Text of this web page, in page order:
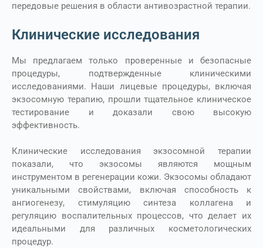
передовые решения в области антивозрастной терапии.
Клинические исследования
Мы предлагаем только проверенные и безопасные
процедуры, подтвержденные клиническими
исследованиями. Наши лицевые процедуры, включая
экзосомную терапию, прошли тщательное клиническое
тестирование и доказали свою высокую
эффективность.
Клинические исследования экзосомной терапии
показали, что экзосомы являются мощным
инструментом в регенерации кожи. Экзосомы обладают
уникальными свойствами, включая способность к
ангиогенезу, стимуляцию синтеза коллагена и
регуляцию воспалительных процессов, что делает их
идеальными для различных косметологических
процедур.